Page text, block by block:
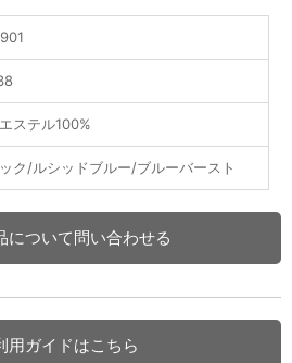
ステル100%
ク/ルシッドブルー/ブルーバースト
について問い合わせる
用ガイドはこちら